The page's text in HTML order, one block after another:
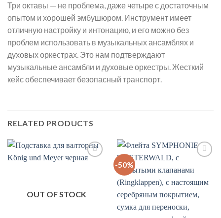
Три октавы — не проблема, даже четыре с достаточным
опытом и хорошей эмбушюром. Инструмент имеет
отличную настройку и интонацию, и его можно без
проблем использовать в музыкальных ансамблях и
духовых оркестрах. Это нам подтверждают
музыкальные ансамбли и духовые оркестры. Жесткий
кейс обеспечивает безопасный транспорт.
RELATED PRODUCTS
OUT OF STOCK
-50%
die
Wunschliste